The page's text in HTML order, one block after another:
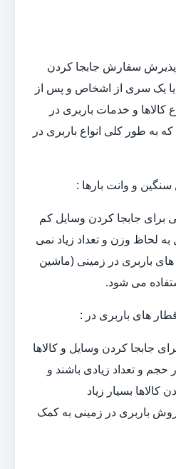
سفارش جابجا کردن
یک سری از اشخاص و پس از
و خدمات باربری در
به طور کلی انواع باربری در
برای جابجا کردن وسایل کم
لحاظ وزن و تعداد زیاد نمی
باربری در زمینی (ماشین
می شود.
جابجا کردن وسایل و کالاها
حجم و تعداد زیادی باشند و
کالاها بسیار زیاد
روش باربری در زمینی به کمک